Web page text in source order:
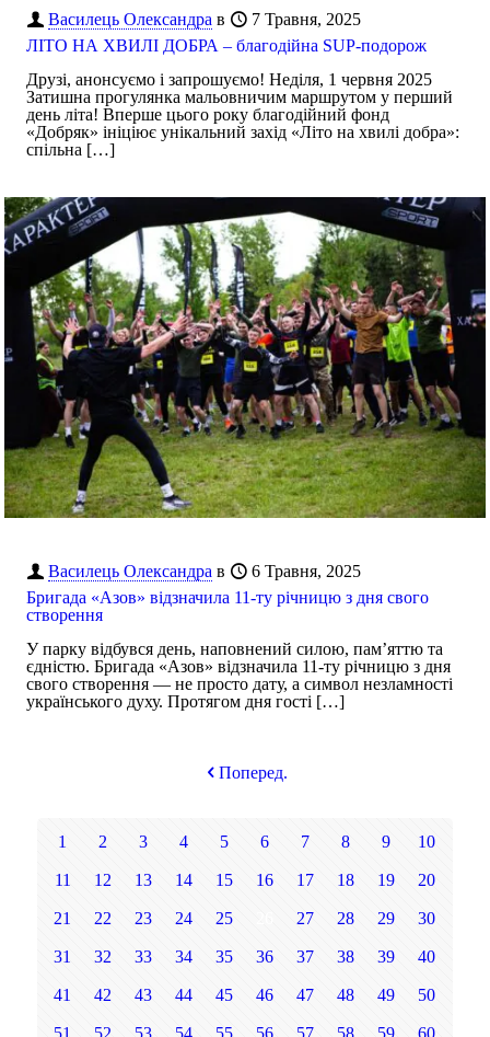
Василець Олександра в
7 Травня, 2025
ЛІТО НА ХВИЛІ ДОБРА – благодійна SUP-подорож
Друзі, анонсуємо і запрошуємо! Неділя, 1 червня 2025
Затишна прогулянка мальовничим маршрутом у перший
день літа! Вперше цього року благодійний фонд
«Добряк» ініціює унікальний захід «Літо на хвилі добра»:
спільна […]
Василець Олександра в
6 Травня, 2025
Бригада «Азов» відзначила 11-ту річницю з дня свого
створення
У парку відбувся день, наповнений силою, памʼяттю та
єдністю. Бригада «Азов» відзначила 11-ту річницю з дня
свого створення — не просто дату, а символ незламності
українського духу. Протягом дня гості […]
Поперед.
1 2 3 4 5 6 7 8 9 10
11 12 13 14 15 16 17 18 19 20
21 22 23 24 25 27 28 29 30
31 32 33 34 35 36 37 38 39 40
41 42 43 44 45 46 47 48 49 50
51 52 53 54 55 56 57 58 59 60